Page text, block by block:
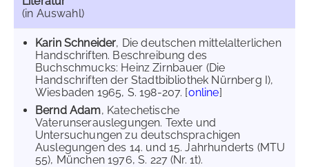
(in Auswahl)
Karin Schneider, Die deutschen mittelalterlichen
Handschriften. Beschreibung des
Buchschmucks: Heinz Zirnbauer (Die
Handschriften der Stadtbibliothek Nürnberg I),
Wiesbaden 1965, S. 198-207. [online]
Bernd Adam, Katechetische
Vaterunserauslegungen. Texte und
Untersuchungen zu deutschsprachigen
Auslegungen des 14. und 15. Jahrhunderts (MTU
55), München 1976, S. 227 (Nr. 1t).